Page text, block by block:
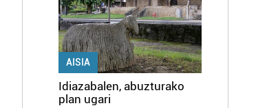
AISIA
Idiazabalen, abuzturako
plan ugari